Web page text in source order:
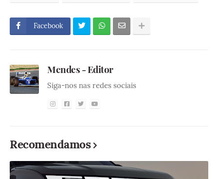
Facebook
Mendes - Editor
Siga-nos nas redes sociais
Recomendamos